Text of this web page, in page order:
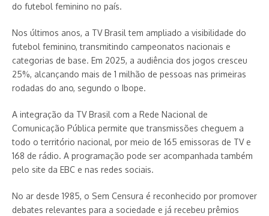
do futebol feminino no país.
Nos últimos anos, a TV Brasil tem ampliado a visibilidade do
futebol feminino, transmitindo campeonatos nacionais e
categorias de base. Em 2025, a audiência dos jogos cresceu
25%, alcançando mais de 1 milhão de pessoas nas primeiras
rodadas do ano, segundo o Ibope.
A integração da TV Brasil com a Rede Nacional de
Comunicação Pública permite que transmissões cheguem a
todo o território nacional, por meio de 165 emissoras de TV e
168 de rádio. A programação pode ser acompanhada também
pelo site da EBC e nas redes sociais.
No ar desde 1985, o Sem Censura é reconhecido por promover
debates relevantes para a sociedade e já recebeu prêmios